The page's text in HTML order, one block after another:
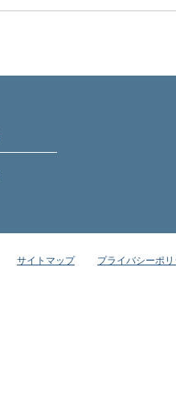
サイトマップ プライバシーポ